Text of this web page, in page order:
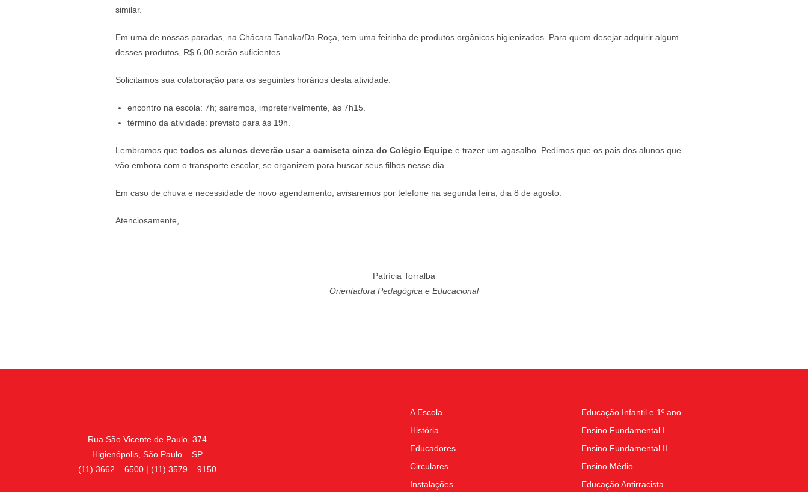
similar.
Em uma de nossas paradas, na Chácara Tanaka/Da Roça, tem uma feirinha de produtos orgânicos higienizados. Para quem desejar adquirir algum
desses produtos, R$ 6,00 serão suficientes.
Solicitamos sua colaboração para os seguintes horários desta atividade:
encontro na escola: 7h; sairemos, impreterivelmente, às 7h15.
término da atividade: previsto para às 19h.
Lembramos que todos os alunos deverão usar a camiseta cinza do Colégio Equipe e trazer um agasalho. Pedimos que os pais dos alunos que
vão embora com o transporte escolar, se organizem para buscar seus filhos nesse dia.
Em caso de chuva e necessidade de novo agendamento, avisaremos por telefone na segunda feira, dia 8 de agosto.
Atenciosamente,
Patrícia Torralba
Orientadora Pedagógica e Educacional
Rua São Vicente de Paulo, 374
Higienópolis, São Paulo – SP
(11) 3662 – 6500 | (11) 3579 – 9150
A Escola
História
Educadores
Circulares
Instalações
Educação Infantil e 1º ano
Ensino Fundamental I
Ensino Fundamental II
Ensino Médio
Educação Antirracista